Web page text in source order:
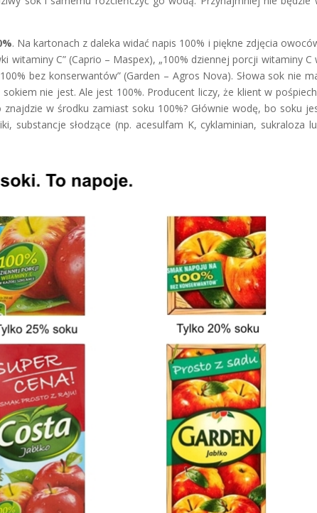
. Na kartonach z daleka widać napis 100% i piękne zdjęcia
witaminy C” (Caprio – Maspex), „100% dziennej porcji witaminy C
bez konserwantów” (Garden – Agros Nova). Słowa sok nie
nie jest. Ale jest 100%. Producent liczy, że klient w
w środku zamiast soku 100%? Głównie wodę, bo soku
substancje słodzące (np. acesulfam K, cyklaminian, sukraloza